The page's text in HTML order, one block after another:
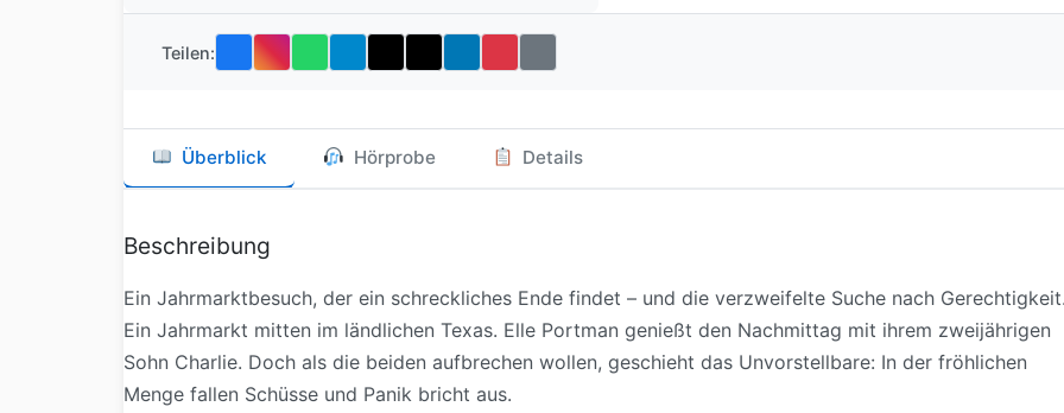
Teilen:
Überblick Hörprobe Details
Beschreibung
Ein Jahrmarktbesuch, der ein schreckliches Ende findet – und die verzweifelte Suche nach
Ein Jahrmarkt mitten im ländlichen Texas. Elle Portman genießt den Nachmittag mit ihrem zweijährigen
Sohn Charlie. Doch als die beiden aufbrechen wollen, geschieht das Unvorstellbare: In der fröhlichen
Menge fallen Schüsse und Panik bricht aus.